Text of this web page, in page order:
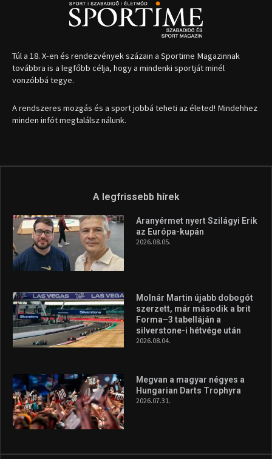
Túl a 18. X-en és rendezvények százain a Sportime Magazinnak
továbbra is a legfőbb célja, hogy a mindenki sportját minél
vonzóbbá tegye.
A rendszeres mozgás és a sport jobbá teheti az életed! Mindehhez
minden infót megtalálsz nálunk.
A legfrissebb hírek
Aranyérmet nyert Szilágyi Erik
az Európa-kupán
2026.08.05.
Molnár Martin újabb dobogót
szerzett, már második a brit
Forma–3 tabelláján a
silverstone-i hétvége után
2026.08.04.
Megvan a magyar négyes a
Hungarian Darts Trophyra
2026.07.31.